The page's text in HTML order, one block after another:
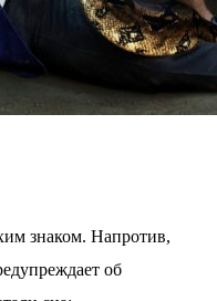
знаком. Напротив,
об